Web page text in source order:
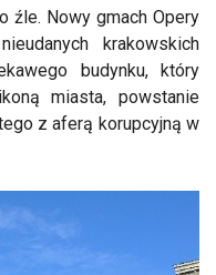
źle. Nowy gmach Opery
krakowskich
budynku, który
miasta, powstanie
z aferą korupcyjną w